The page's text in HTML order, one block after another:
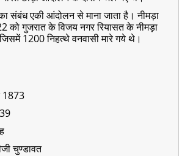
संबंध एकी आंदोलन से माना जाता है। नीमड़ा
को गुजरात के विजय नगर रियासत के नीमड़ा
1200 निहत्थे वनवासी मारे गये थे।
1873
चुण्डावत